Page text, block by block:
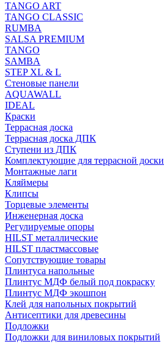
TANGO ART
TANGO CLASSIC
RUMBA
SALSA PREMIUM
TANGO
SAMBA
STEP XL & L
Стеновые панели
AQUAWALL
IDEAL
Краски
Террасная доска
Террасная доска ДПК
Ступени из ДПК
Комплектующие для террасной доски
Монтажные лаги
Кляймеры
Клипсы
Торцевые элементы
Инженерная доска
Регулируемые опоры
HILST металлические
HILST пластмассовые
Сопутствующие товары
Плинтуса напольные
Плинтус МДФ белый под покраску
Плинтус МДФ экошпон
Клей для напольных покрытий
Антисептики для древесины
Подложки
Подложки для виниловых покрытий